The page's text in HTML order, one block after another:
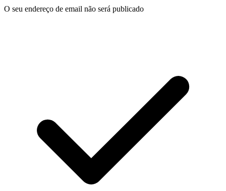
O seu endereço de email não será publicado